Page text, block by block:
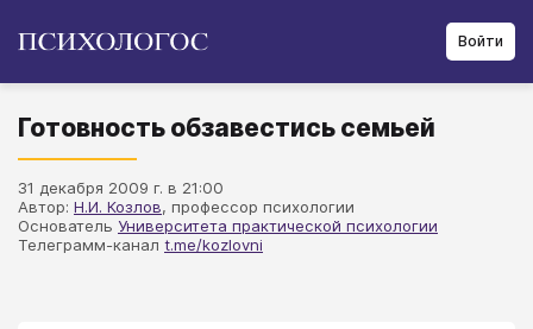
Войти
Готовность обзавестись семьей
31 декабря 2009 г. в 21:00
Автор: Н.И. Козлов, профессор психологии
Основатель Университета практической психологии
Телеграмм-канал t.me/kozlovni